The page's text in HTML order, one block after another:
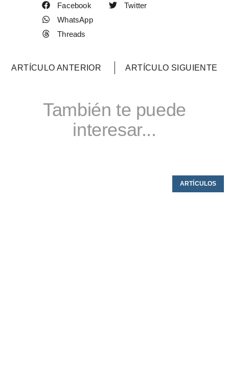
Facebook
Twitter
WhatsApp
Threads
ARTÍCULO ANTERIOR ARTÍCULO SIGUIENTE
También te puede
interesar...
ARTÍCULOS